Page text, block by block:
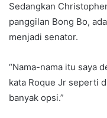
Sedangkan
panggilan Bong Bo,
menjadi senator.
“Nama-nama itu saya
kata Roque Jr seperti
banyak opsi.”